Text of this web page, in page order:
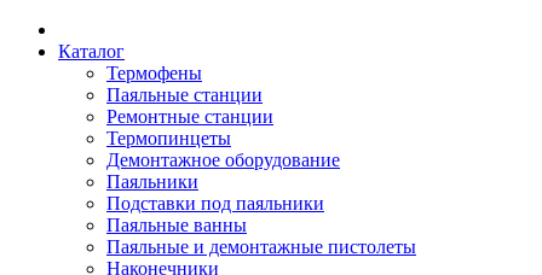
Каталог
Термофены
Паяльные станции
Ремонтные станции
Термопинцеты
Демонтажное оборудование
Паяльники
Подставки под паяльники
Паяльные ванны
Паяльные и демонтажные пистолеты
Наконечники